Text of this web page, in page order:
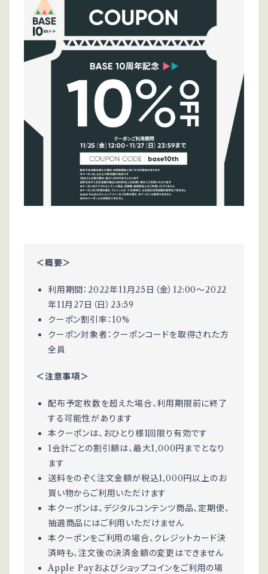
＜概要＞
利用期間：2022年11月25日（金）12:00〜2022
年11月27日（日）23:59
クーポン割引率：10%
クーポン対象者：クーポンコードを取得された方
全員
＜注意事項＞
配布予定枚数を超えた場合、利用期限前に終了
する可能性があります
本クーポンは、おひとり様1回限り有効です
1会計ごとの割引額は、最大1,000円までとなり
ます
送料をのぞく注文金額が税込1,000円以上のお
買い物からご利用いただけます
本クーポンは、デジタルコンテンツ商品、定期便、
抽選商品にはご利用いただけません
本クーポンをご利用の場合、クレジットカード決
済時も、注文後の決済金額の変更はできません
Apple Payおよびショップコインをご利用の場